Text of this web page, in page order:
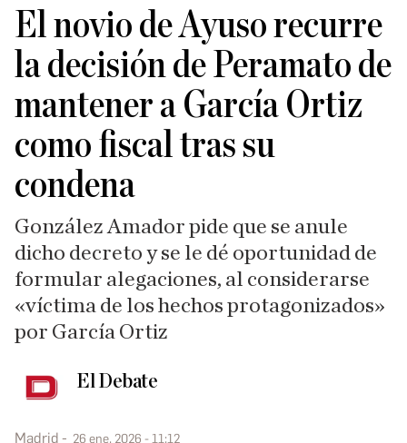
El novio de Ayuso recurre
la decisión de Peramato de
mantener a García Ortiz
como fiscal tras su
condena
González Amador pide que se anule
dicho decreto y se le dé oportunidad de
formular alegaciones, al considerarse
«víctima de los hechos protagonizados»
por García Ortiz
El Debate
Madrid 26 ene. 2026 - 11:12